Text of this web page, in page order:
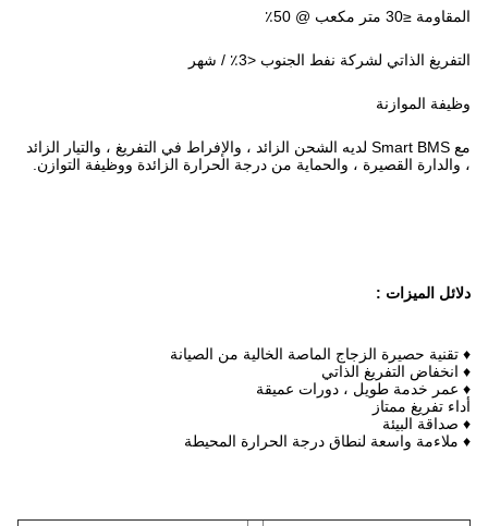
المقاومة ≤30 متر مكعب @ 50٪
التفريغ الذاتي لشركة نفط الجنوب <3٪ / شهر
وظيفة الموازنة
مع Smart BMS لديه الشحن الزائد ، والإفراط في التفريغ ، والتيار الزائد
، والدارة القصيرة ، والحماية من درجة الحرارة الزائدة ووظيفة التوازن.
دلائل الميزات :
♦ تقنية حصيرة الزجاج الماصة الخالية من الصيانة
♦ انخفاض التفريغ الذاتي
♦ عمر خدمة طويل ، دورات عميقة
أداء تفريغ ممتاز
♦ صداقة البيئة
♦ ملاءمة واسعة لنطاق درجة الحرارة المحيطة